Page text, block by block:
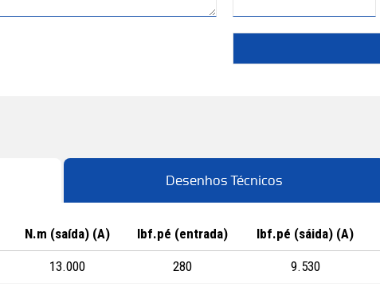
Desenhos Técnicos
N.m (saída) (A) lbf.pé (entrada) lbf.pé (sáida) (A)
13.000 280 9.530